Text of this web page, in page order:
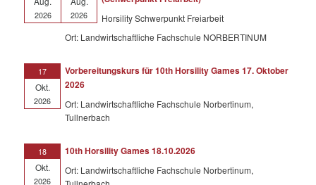
2026 2026
Horsility Schwerpunkt Freiarbeit
Ort: Landwirtschaftliche Fachschule NORBERTINUM
17
Okt.
2026
Vorbereitungskurs für 10th Horsility Games 17. Oktober
2026
Ort: Landwirtschaftliche Fachschule Norbertinum,
Tullnerbach
18
Okt.
2026
10th Horsility Games 18.10.2026
Ort: Landwirtschaftliche Fachschule Norbertinum,